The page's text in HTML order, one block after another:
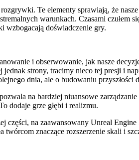
Te elementy sprawiają, że
warunkach. Czasami czułem
wzbogacają doświadczenie gry.
i obserwowanie, jak nasze
strony, tracimy nieco tej presji i
dnia, ale o budowaniu przyszłości
na bardziej niuansowe zarządzanie
dodaje grze głębi i realizmu.
na zaawansowany Unreal Engine
znaczące rozszerzenie skali i